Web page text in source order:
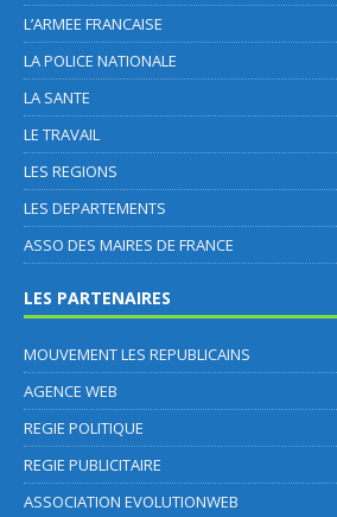
L’ARMEE FRANCAISE
LA POLICE NATIONALE
LA SANTE
LE TRAVAIL
LES REGIONS
LES DEPARTEMENTS
ASSO DES MAIRES DE FRANCE
LES PARTENAIRES
MOUVEMENT LES REPUBLICAINS
AGENCE WEB
REGIE POLITIQUE
REGIE PUBLICITAIRE
ASSOCIATION EVOLUTIONWEB